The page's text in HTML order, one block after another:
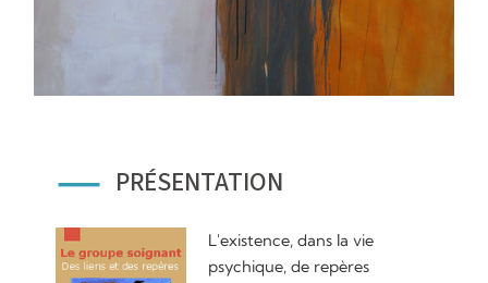
PRÉSENTATION
L'existence, dans la vie
psychique, de repères